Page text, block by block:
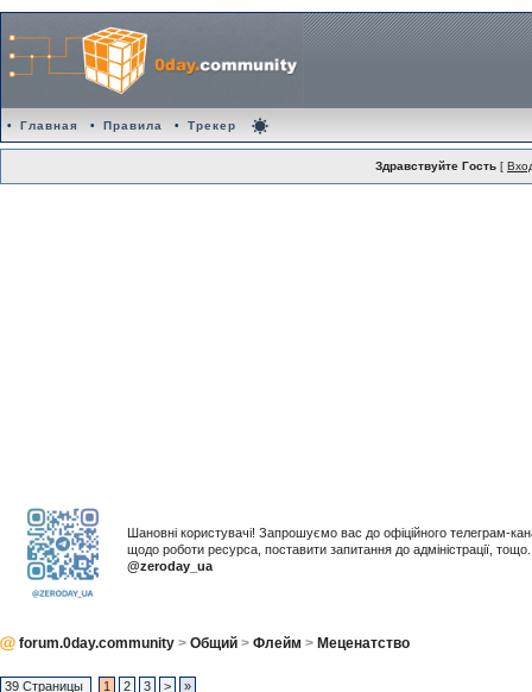
• Главная • Правила • Трекер
Здравствуйте Гость [
Шановні користувачі! Запрошуємо вас до офіційного телеграм-
щодо роботи ресурса, поставити запитання до адміністрації,
@zeroday_ua
forum.0day.community > Общий > Флейм > Меценатство
39 Страницы 1 2 3 > »